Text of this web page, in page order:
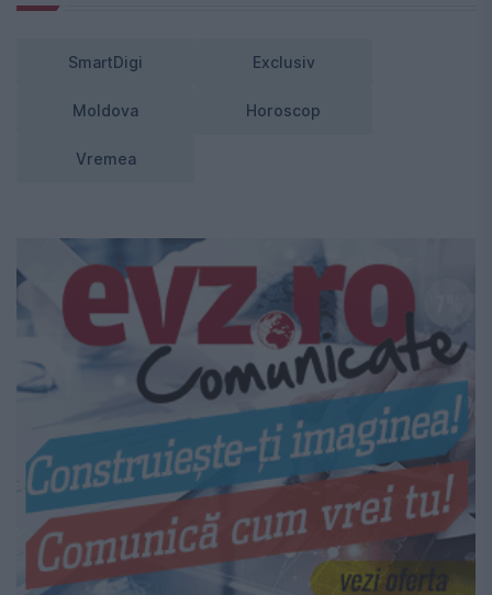
SmartDigi Exclusiv
Moldova Horoscop
Vremea